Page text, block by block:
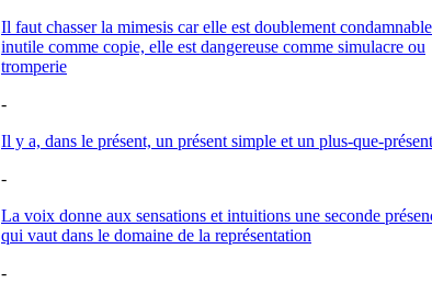
Il faut chasser la mimesis car elle est doublement
inutile comme copie, elle est dangereuse comme simulacre ou
tromperie
-
Il y a, dans le présent, un présent simple et un plus-que-présent
-
La voix donne aux sensations et intuitions une seconde
qui vaut dans le domaine de la représentation
-